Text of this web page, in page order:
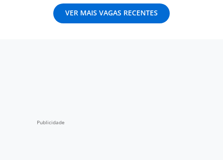
VER MAIS VAGAS RECENTES